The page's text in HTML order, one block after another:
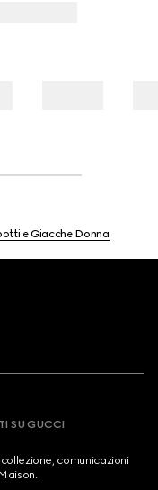
e Giacche Donna
SU GUCCI
comunicazioni